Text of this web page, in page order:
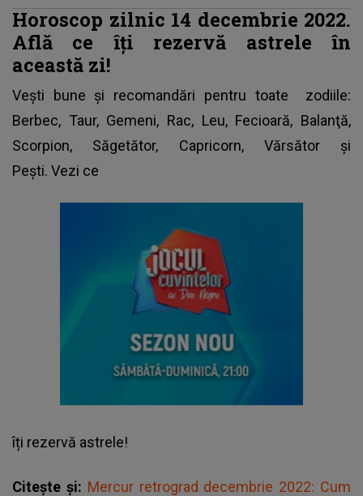
Horoscop zilnic 14 decembrie 2022.
Află ce îți rezervă astrele în
această zi!
Vești bune și recomandări pentru toate zodiile:
Berbec, Taur, Gemeni, Rac, Leu, Fecioară, Balanţă,
Scorpion, Săgetător, Capricorn, Vărsător şi
Peşti. Vezi ce
îți rezervă astrele!
Citește și: Mercur retrograd decembrie 2022: Cum